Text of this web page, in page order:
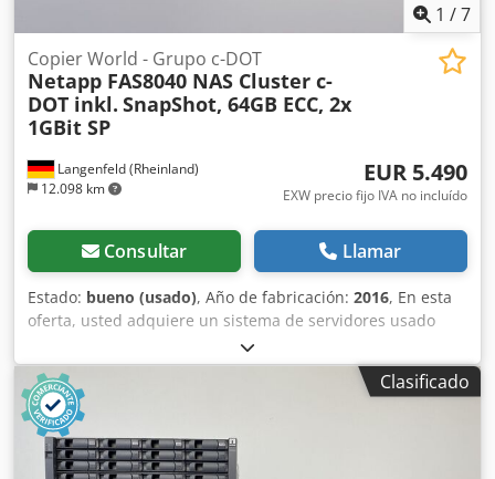
funcionalmente y está equipado con el último software
Isilon OneFS8. Para más información, por supuesto
también puede ponerse en contacto con nosotros
personalmente. Posibilidad de envío a petición.
1 /7
Langenfeld (Rheinland)
12.098 km
Copier World - Grupo c-DOT
Netapp FAS8040 NAS Cluster c-
DOT inkl. SnapShot, 64GB ECC, 2x
1GBit SP
EUR 5.490
EXW precio fijo IVA no incluído
Consultar Llamar
Estado: bueno (usado), Año de fabricación: 2016, En esta
oferta, usted adquiere un sistema de servidores usado
“NetApp FAS8040” en buen estado. Objeto de la venta: 1
NetApp FAS8040 con la siguiente configuración: • 64 GB de
memoria ECC • Sistema operativo NetApp c-DOT de 64 bits
• Escalable hasta una capacidad total de 5760 TB • Tamaño
máximo del agregado: 324 TB • Función SnapShot • 2
fuentes de alimentación (redundantes, 1+1 cada una, con
Clasificado